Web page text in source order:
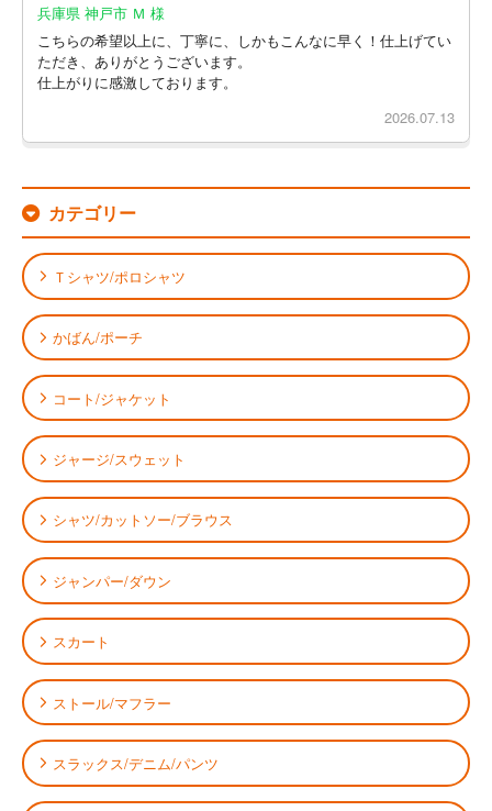
兵庫県 神戸市 Ｍ 様
こちらの希望以上に、丁寧に、しかもこんなに早く！仕上げてい
ただき、ありがとうございます。
仕上がりに感激しております。
2026.07.13
カテゴリー
Ｔシャツ/ポロシャツ
かばん/ポーチ
コート/ジャケット
ジャージ/スウェット
シャツ/カットソー/ブラウス
ジャンパー/ダウン
スカート
ストール/マフラー
スラックス/デニム/パンツ